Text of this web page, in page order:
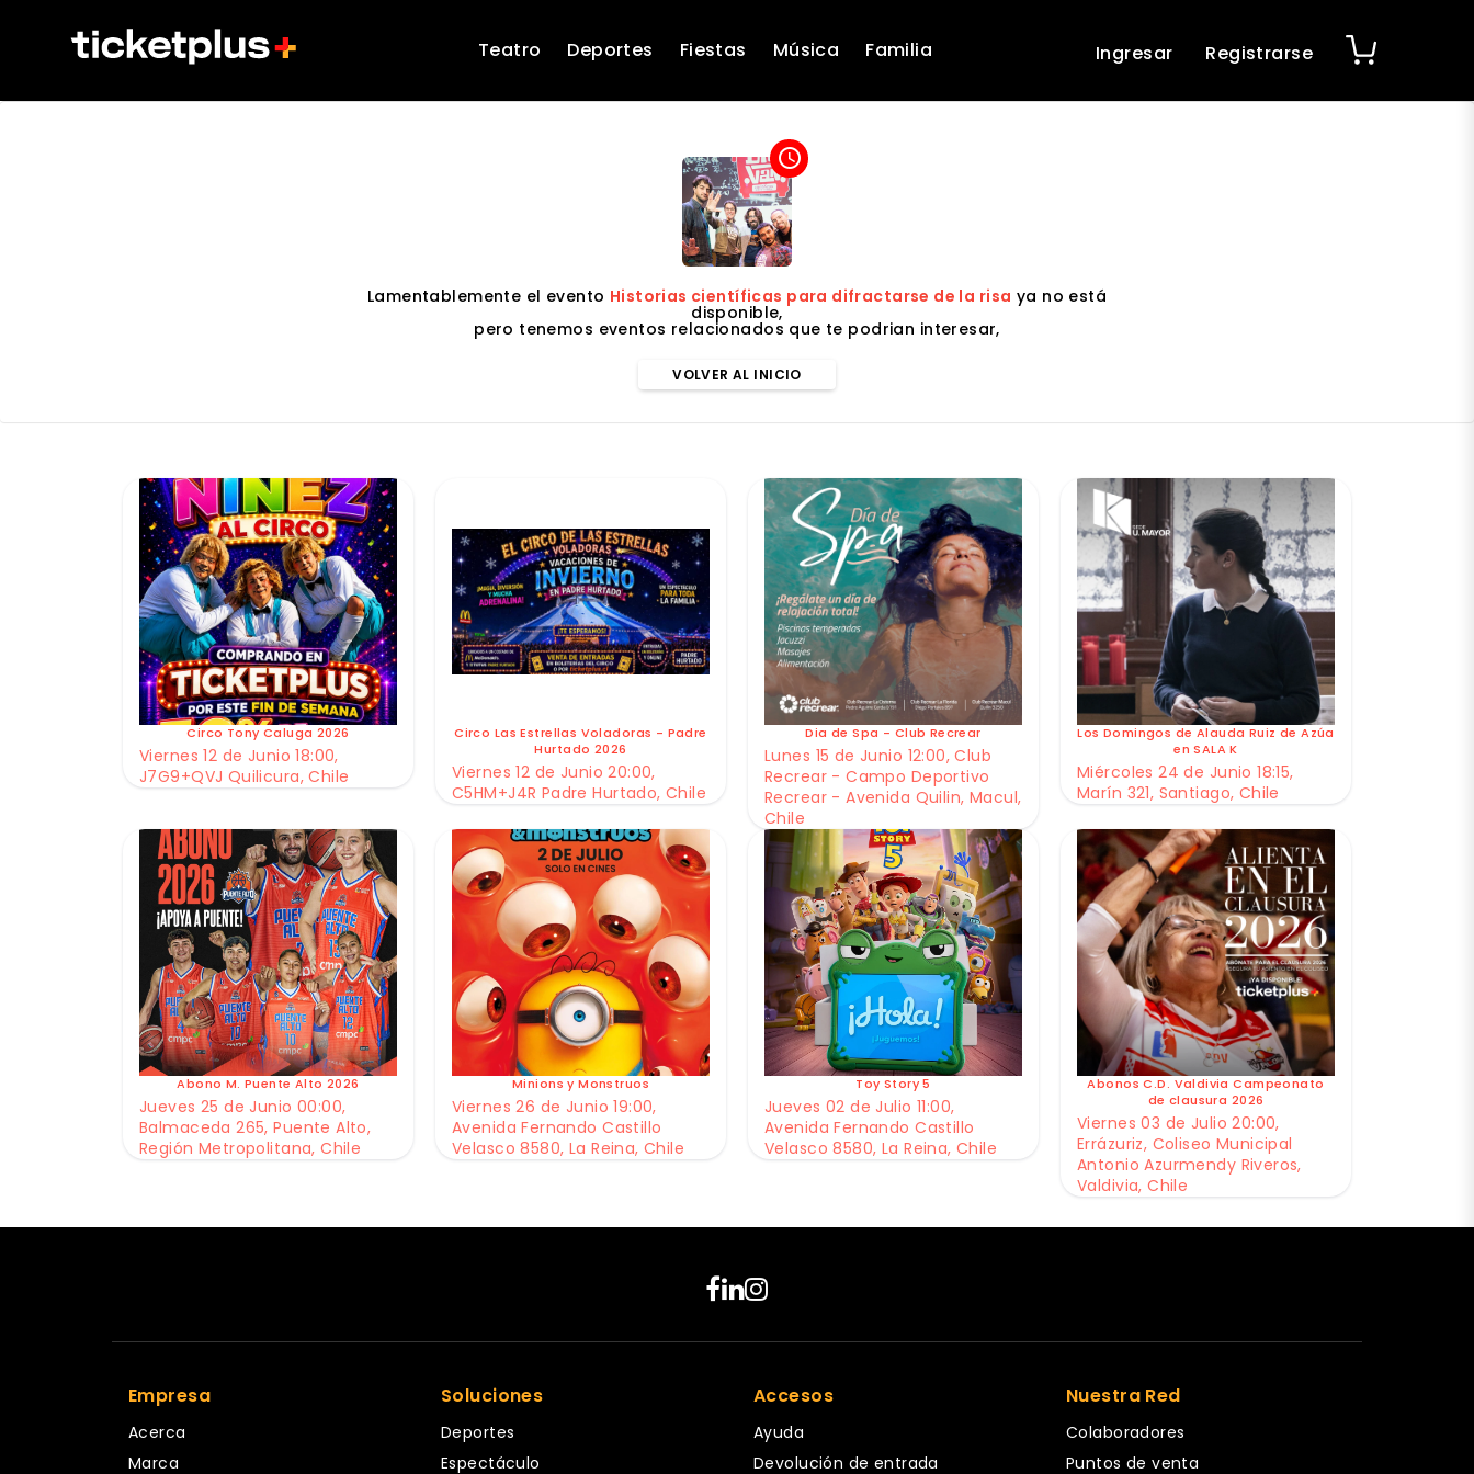
Teatro Deportes Fiestas Música Familia Ingresar Registrarse
access_time
Lamentablemente el evento Historias científicas para difractarse de la risa ya no está
disponible,
pero tenemos eventos relacionados que te podrian interesar,
VOLVER AL INICIO
Circo Tony Caluga 2026
Viernes 12 de Junio 18:00,
J7G9+QVJ Quilicura, Chile
Circo Las Estrellas Voladoras - Padre
Hurtado 2026
Viernes 12 de Junio 20:00,
C5HM+J4R Padre Hurtado, Chile
Dia de Spa - Club Recrear
Lunes 15 de Junio 12:00, Club
Recrear - Campo Deportivo
Recrear - Avenida Quilin, Macul,
Chile
Los Domingos de Alauda Ruiz de Azúa
en SALA K
Miércoles 24 de Junio 18:15,
Marín 321, Santiago, Chile
Abono M. Puente Alto 2026
Jueves 25 de Junio 00:00,
Balmaceda 265, Puente Alto,
Región Metropolitana, Chile
Minions y Monstruos
Viernes 26 de Junio 19:00,
Avenida Fernando Castillo
Velasco 8580, La Reina, Chile
Toy Story 5
Jueves 02 de Julio 11:00,
Avenida Fernando Castillo
Velasco 8580, La Reina, Chile
Abonos C.D. Valdivia Campeonato
de clausura 2026
Viernes 03 de Julio 20:00,
Errázuriz, Coliseo Municipal
Antonio Azurmendy Riveros,
Valdivia, Chile
Empresa
Acerca
Marca
Soluciones
Deportes
Espectáculo
Accesos
Ayuda
Devolución de entrada
Nuestra Red
Colaboradores
Puntos de venta